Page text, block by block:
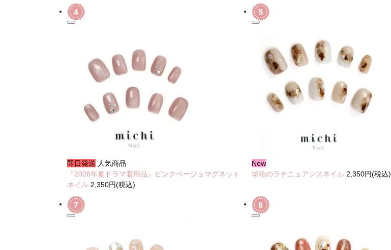
即日発送 人気商品
『2026年夏ドラマ着用品』ピンクベージュマグネット
ネイル 2,350円(税込)
New
琥珀のラテニュアンスネイル2,350円(税込)